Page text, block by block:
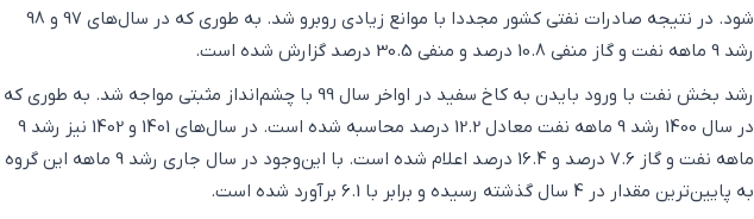
شود. در نتیجه صادرات نفتی کشور مجددا با موانع زیادی روبرو شد. به طوری که در سال‌های 97 و 98
رشد 9 ماهه نفت و گاز منفی 10.8 درصد و منفی 30.5 درصد گزارش شده است.
رشد بخش نفت با ورود بایدن به کاخ سفید در اواخر سال 99 با چشم‌انداز مثبتی مواجه شد. به طوری که
در سال 1400 رشد 9 ماهه نفت معادل 12.2 درصد محاسبه شده است. در سال‌های 1401 و 1402 نیز رشد 9
ماهه نفت و گاز 7.6 درصد و 16.4 درصد اعلام شده است. با این‌وجود در سال جاری رشد 9 ماهه این گروه
به پایین‌ترین مقدار در 4 سال گذشته رسیده و برابر با 6.1 برآورد شده است.